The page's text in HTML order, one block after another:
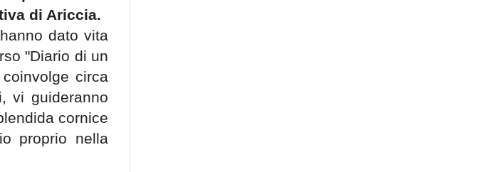
di Ariccia.
dato vita
"Diario di un
circa
vi guideranno
cornice
proprio nella